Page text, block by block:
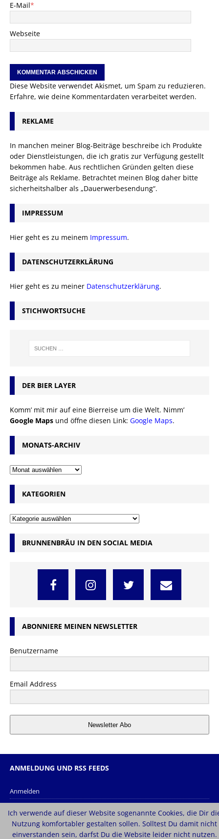
E-Mail*
Webseite
Diese Website verwendet Akismet, um Spam zu reduzieren.
Erfahre, wie deine Kommentardaten verarbeitet werden.
REKLAME
In manchen meiner Blog-Beiträge beschreibe ich Produkte
oder Dienstleistungen, die ich gratis zur Verfügung gestellt
bekommen habe. Aus rechtlichen Gründen gelten diese
Beiträge als Reklame. Betrachtet meinen Blog daher bitte
sicherheitshalber als „Dauerwerbesendung“.
IMPRESSUM
Hier geht es zu meinem Impressum.
DATENSCHUTZERKLÄRUNG
Hier geht es zu meiner Datenschutzerklärung.
STICHWORTSUCHE
DER BIER LAYER
Komm’ mit mir auf eine Bierreise um die Welt. Nimm’
Google Maps und öffne diesen Link: Google Maps.
MONATS-ARCHIV
KATEGORIEN
BRUNNENBRÄU IN DEN SOCIAL MEDIA
ABONNIERE MEINEN NEWSLETTER
Benutzername
Email Address
Newsletter Abo
ANMELDUNG UND RSS FEEDS
Anmelden
Kommentar-Feed
WordPress.org
Ich verwende auf dieser Website sogenannte Cookies, die Dir
Nutzung komfortabler gestalten sollen. Solltest Du damit nicht
einverstanden sein, darfst Du die Website leider nicht nutzen.